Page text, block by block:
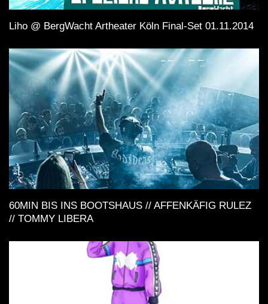
Liho @ BergWacht Artheater Köln Final-Set 01.11.2014
60MIN BIS INS BOOTSHAUS // AFFENKÄFIG RULEZ
// TOMMY LIBERA